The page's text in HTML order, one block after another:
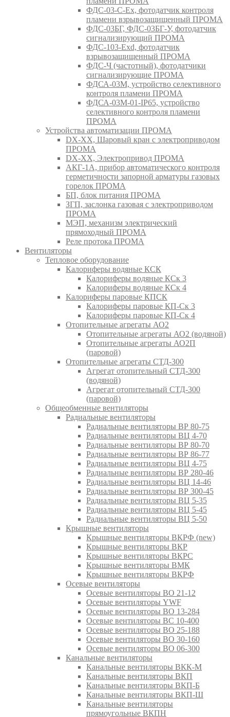
ФДС-03-С-Ex, фотодатчик контроля
пламени взрывозащищенный ПРОМА
ФДС-03БГ, ФДС-03БГ-У, фотодатчик
сигнализирующий ПРОМА
ФДС-103-Ехd, фотодатчик
взрывозащищенный ПРОМА
ФДС-Ч (частотный), фотодатчики
сигнализирующие ПРОМА
ФДСА-03М, устройство селективного
контроля пламени ПРОМА
ФДСА-03М-01-IP65, устройство
селективного контроля пламени
ПРОМА
Устройства автоматизации ПРОМА
DX-XX, Шаровый кран c электроприводом
ПРОМА
DX-XX, Электропривод ПРОМА
АКГ-1А, прибор автоматического контроля
герметичности запорной арматуры газовых
горелок ПРОМА
БП, блок питания ПРОМА
ЗГП, заслонка газовая с электроприводом
ПРОМА
МЭП, механизм электрический
прямоходный ПРОМА
Реле протока ПРОМА
Вентиляторы
Тепловое оборудование
Калориферы водяные КСК
Калориферы водяные КСк 3
Калориферы водяные КСк 4
Калориферы паровые КПСК
Калориферы паровые КП-Ск 3
Калориферы паровые КП-Ск 4
Отопительные агрегаты АО2
Отопительные агрегаты АО2 (водяной)
Отопительные агрегаты АО2П
(паровой)
Отопительные агрегаты СТД-300
Агрегат отопительный СТД-300
(водяной)
Агрегат отопительный СТД-300
(паровой)
Общеобменные вентиляторы
Радиальные вентиляторы
Радиальные вентиляторы ВР 80-75
Радиальные вентиляторы ВЦ 4-70
Радиальные вентиляторы ВР 80-70
Радиальные вентиляторы ВР 86-77
Радиальные вентиляторы ВЦ 4-75
Радиальные вентиляторы ВР 280-46
Радиальные вентиляторы ВЦ 14-46
Радиальные вентиляторы ВР 300-45
Радиальные вентиляторы ВЦ 5-35
Радиальные вентиляторы ВЦ 5-45
Радиальные вентиляторы ВЦ 5-50
Крышные вентиляторы
Крышные вентиляторы ВКРФ (new)
Крышные вентиляторы ВКР
Крышные вентиляторы ВКРС
Крышные вентиляторы ВМК
Крышные вентиляторы ВКРФ
Осевые вентиляторы
Осевые вентиляторы ВО 21-12
Осевые вентиляторы YWF
Осевые вентиляторы ВО 13-284
Осевые вентиляторы ВС 10-400
Осевые вентиляторы ВО 25-188
Осевые вентиляторы ВО 30-160
Осевые вентиляторы ВО 06-300
Канальные вентиляторы
Канальные вентиляторы ВКК-М
Канальные вентиляторы ВКП
Канальные вентиляторы ВКП-Б
Канальные вентиляторы ВКП-Ш
Канальные вентиляторы
прямоугольные ВКПН